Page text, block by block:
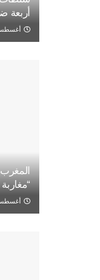
أربعة
أغسطس 6,
“مغاربة
أغسطس 6,